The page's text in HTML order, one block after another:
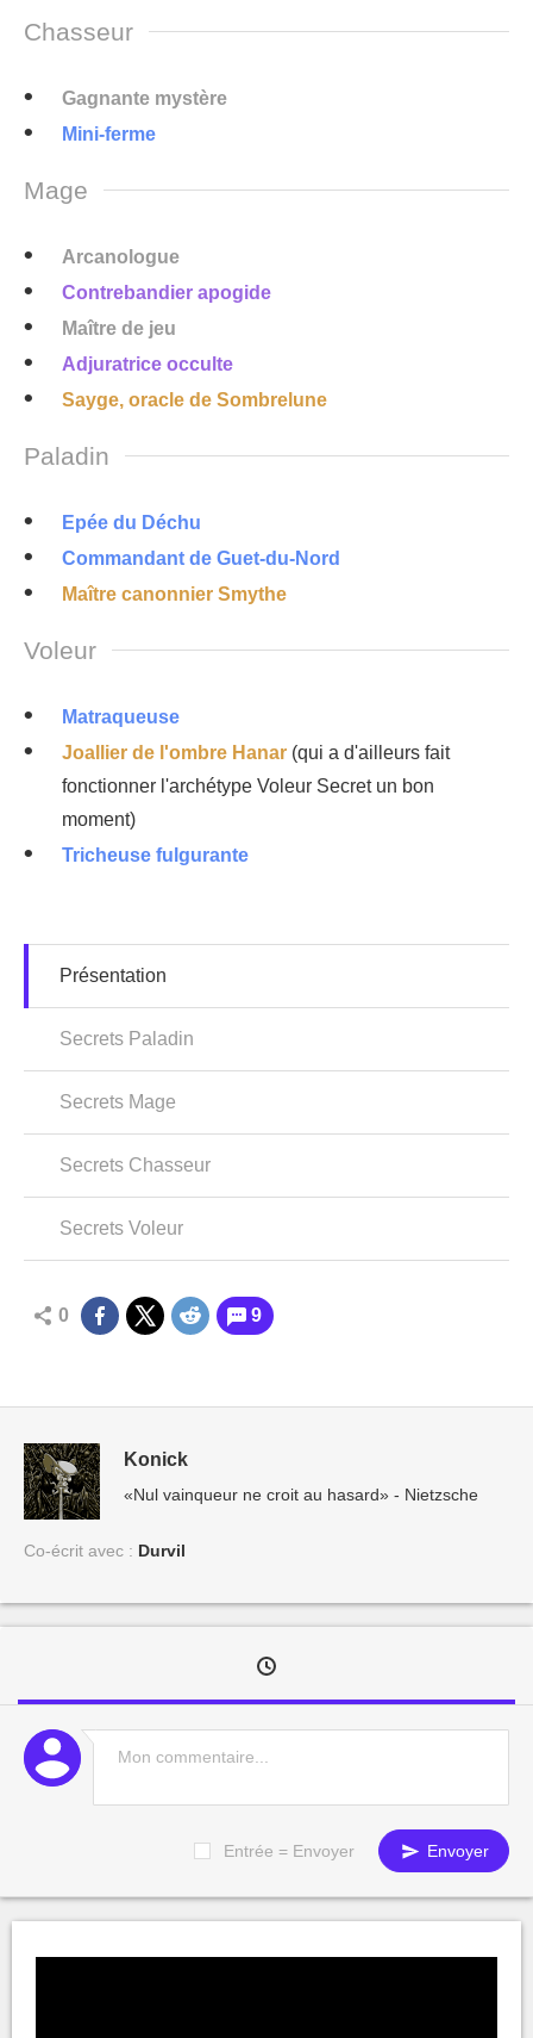
Chasseur
Gagnante mystère
Mini-ferme
Mage
Arcanologue
Contrebandier apogide
Maître de jeu
Adjuratrice occulte
Sayge, oracle de Sombrelune
Paladin
Epée du Déchu
Commandant de Guet-du-Nord
Maître canonnier Smythe
Voleur
Matraqueuse
Joallier de l'ombre Hanar (qui a d'ailleurs fait
fonctionner l'archétype Voleur Secret un bon
moment)
Tricheuse fulgurante
Présentation
Secrets Paladin
Secrets Mage
Secrets Chasseur
Secrets Voleur
0 9
Konick
«Nul vainqueur ne croit au hasard» - Nietzsche
Co-écrit avec : Durvil
Entrée = Envoyer Envoyer